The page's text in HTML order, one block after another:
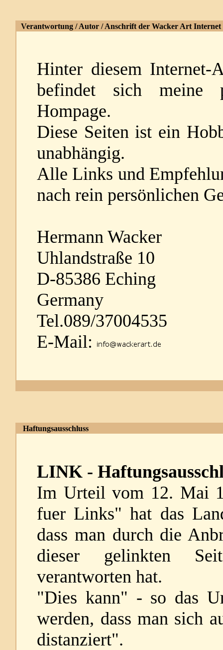
Verantwortung / Autor / Anschrift der Wacker Art Internet
Hinter diesem
befindet sich meine
Hompage.
Diese Seiten ist ein
unabhängig.
Alle Links und
nach rein persönlichen
Hermann Wacker
Uhlandstraße 10
D-85386 Eching
Germany
Tel.089/37004535
E-Mail:
Haftungsausschluss
LINK -
Im Urteil vom 12. Mai
fuer Links" hat das
dass man durch die
dieser gelinkten
verantworten hat.
"Dies kann" - so das
werden, dass man sich
distanziert".